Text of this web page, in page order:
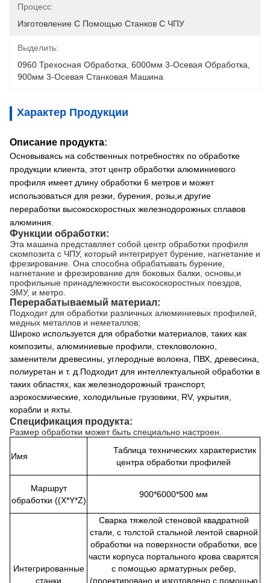
Процесс:
Изготовление С Помощью Станков С ЧПУ
Выделить:
0960 Трехосная Обработка 6000мм 3-Осевая Обработка
900мм 3-Осевая Станковая Машина
Характер Продукции
Описание продукта:
Основываясь на собственных потребностях по обработке
продукции клиента, этот центр обработки алюминиевого
профиля имеет длину обработки 6 метров и может
использоваться для резки, бурения, розы,и другие
переработки высокоскоростных железнодорожных сплавов
алюминия.
Функции обработки:
Эта машина представляет собой центр обработки профиля
скомпозита с ЧПУ, который интегрирует бурение, нагнетание и
фрезирование. Она способна обрабатывать бурение,
нагнетание и фрезирование для боковых балки, основы,и
профильные принадлежности высокоскоростных поездов,
ЭМУ, и метро.
Перерабатываемый материал:
Подходит для обработки различных алюминиевых профилей,
медных металлов и неметаллов;
Широко используется для обработки материалов, таких как
композиты, алюминиевые профили, стекловолокно,
заменители древесины, углеродные волокна, ПВХ, древесина,
полиуретан и т. д.Подходит для интеллектуальной обработки в
таких областях, как железнодорожный транспорт,
аэрокосмические, холодильные грузовики, RV, укрытия,
корабли и яхты.
Спецификация продукта:
Размер обработки может быть специально настроен.
Имя
Таблица технических характеристик
центра обработки профилей
Маршрут
обработки ((X*Y*Z)
900*6000*500 мм
Интегрированные
станки
Сварка тяжелой стеновой квадратной
стали, с толстой стальной лентой сварной
обработки на поверхности обработки, все
части корпуса портального крова сварятся
с помощью арматурных ребер,
(проектировано и изготовлено с помощью